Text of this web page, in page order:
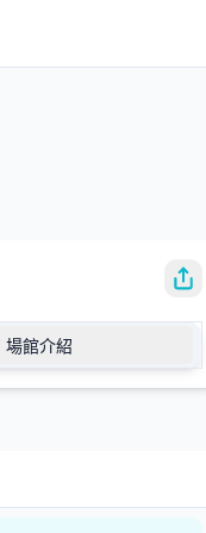
場館介紹